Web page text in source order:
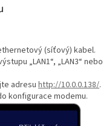
(síťový) kabel.
„LAN1“, „LAN3“ nebo
adresu http://10.0.0.138/.
konfigurace modemu.